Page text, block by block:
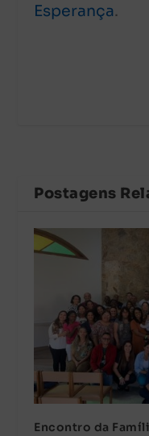
Esperança.
Postagens
Encontro da